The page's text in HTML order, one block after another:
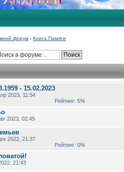
форум ‹ Книга Памяти
- 15.02.2023
2023, 11:54
Рейтинг: 5%
2023, 02:45
2022, 21:37
Рейтинг: 0%
21:43